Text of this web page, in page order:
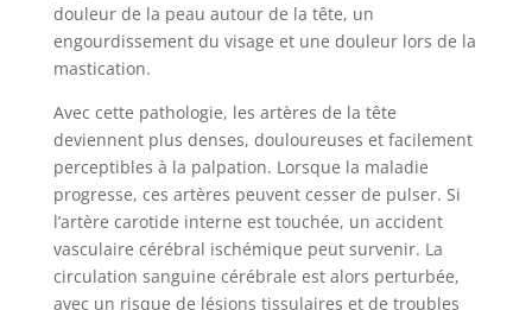
douleur de la peau autour de la tête, un
engourdissement du visage et une douleur lors de la
mastication.
Avec cette pathologie, les artères de la tête
deviennent plus denses, douloureuses et facilement
perceptibles à la palpation. Lorsque la maladie
progresse, ces artères peuvent cesser de pulser. Si
l’artère carotide interne est touchée, un accident
vasculaire cérébral ischémique peut survenir. La
circulation sanguine cérébrale est alors perturbée,
avec un risque de lésions tissulaires et de troubles